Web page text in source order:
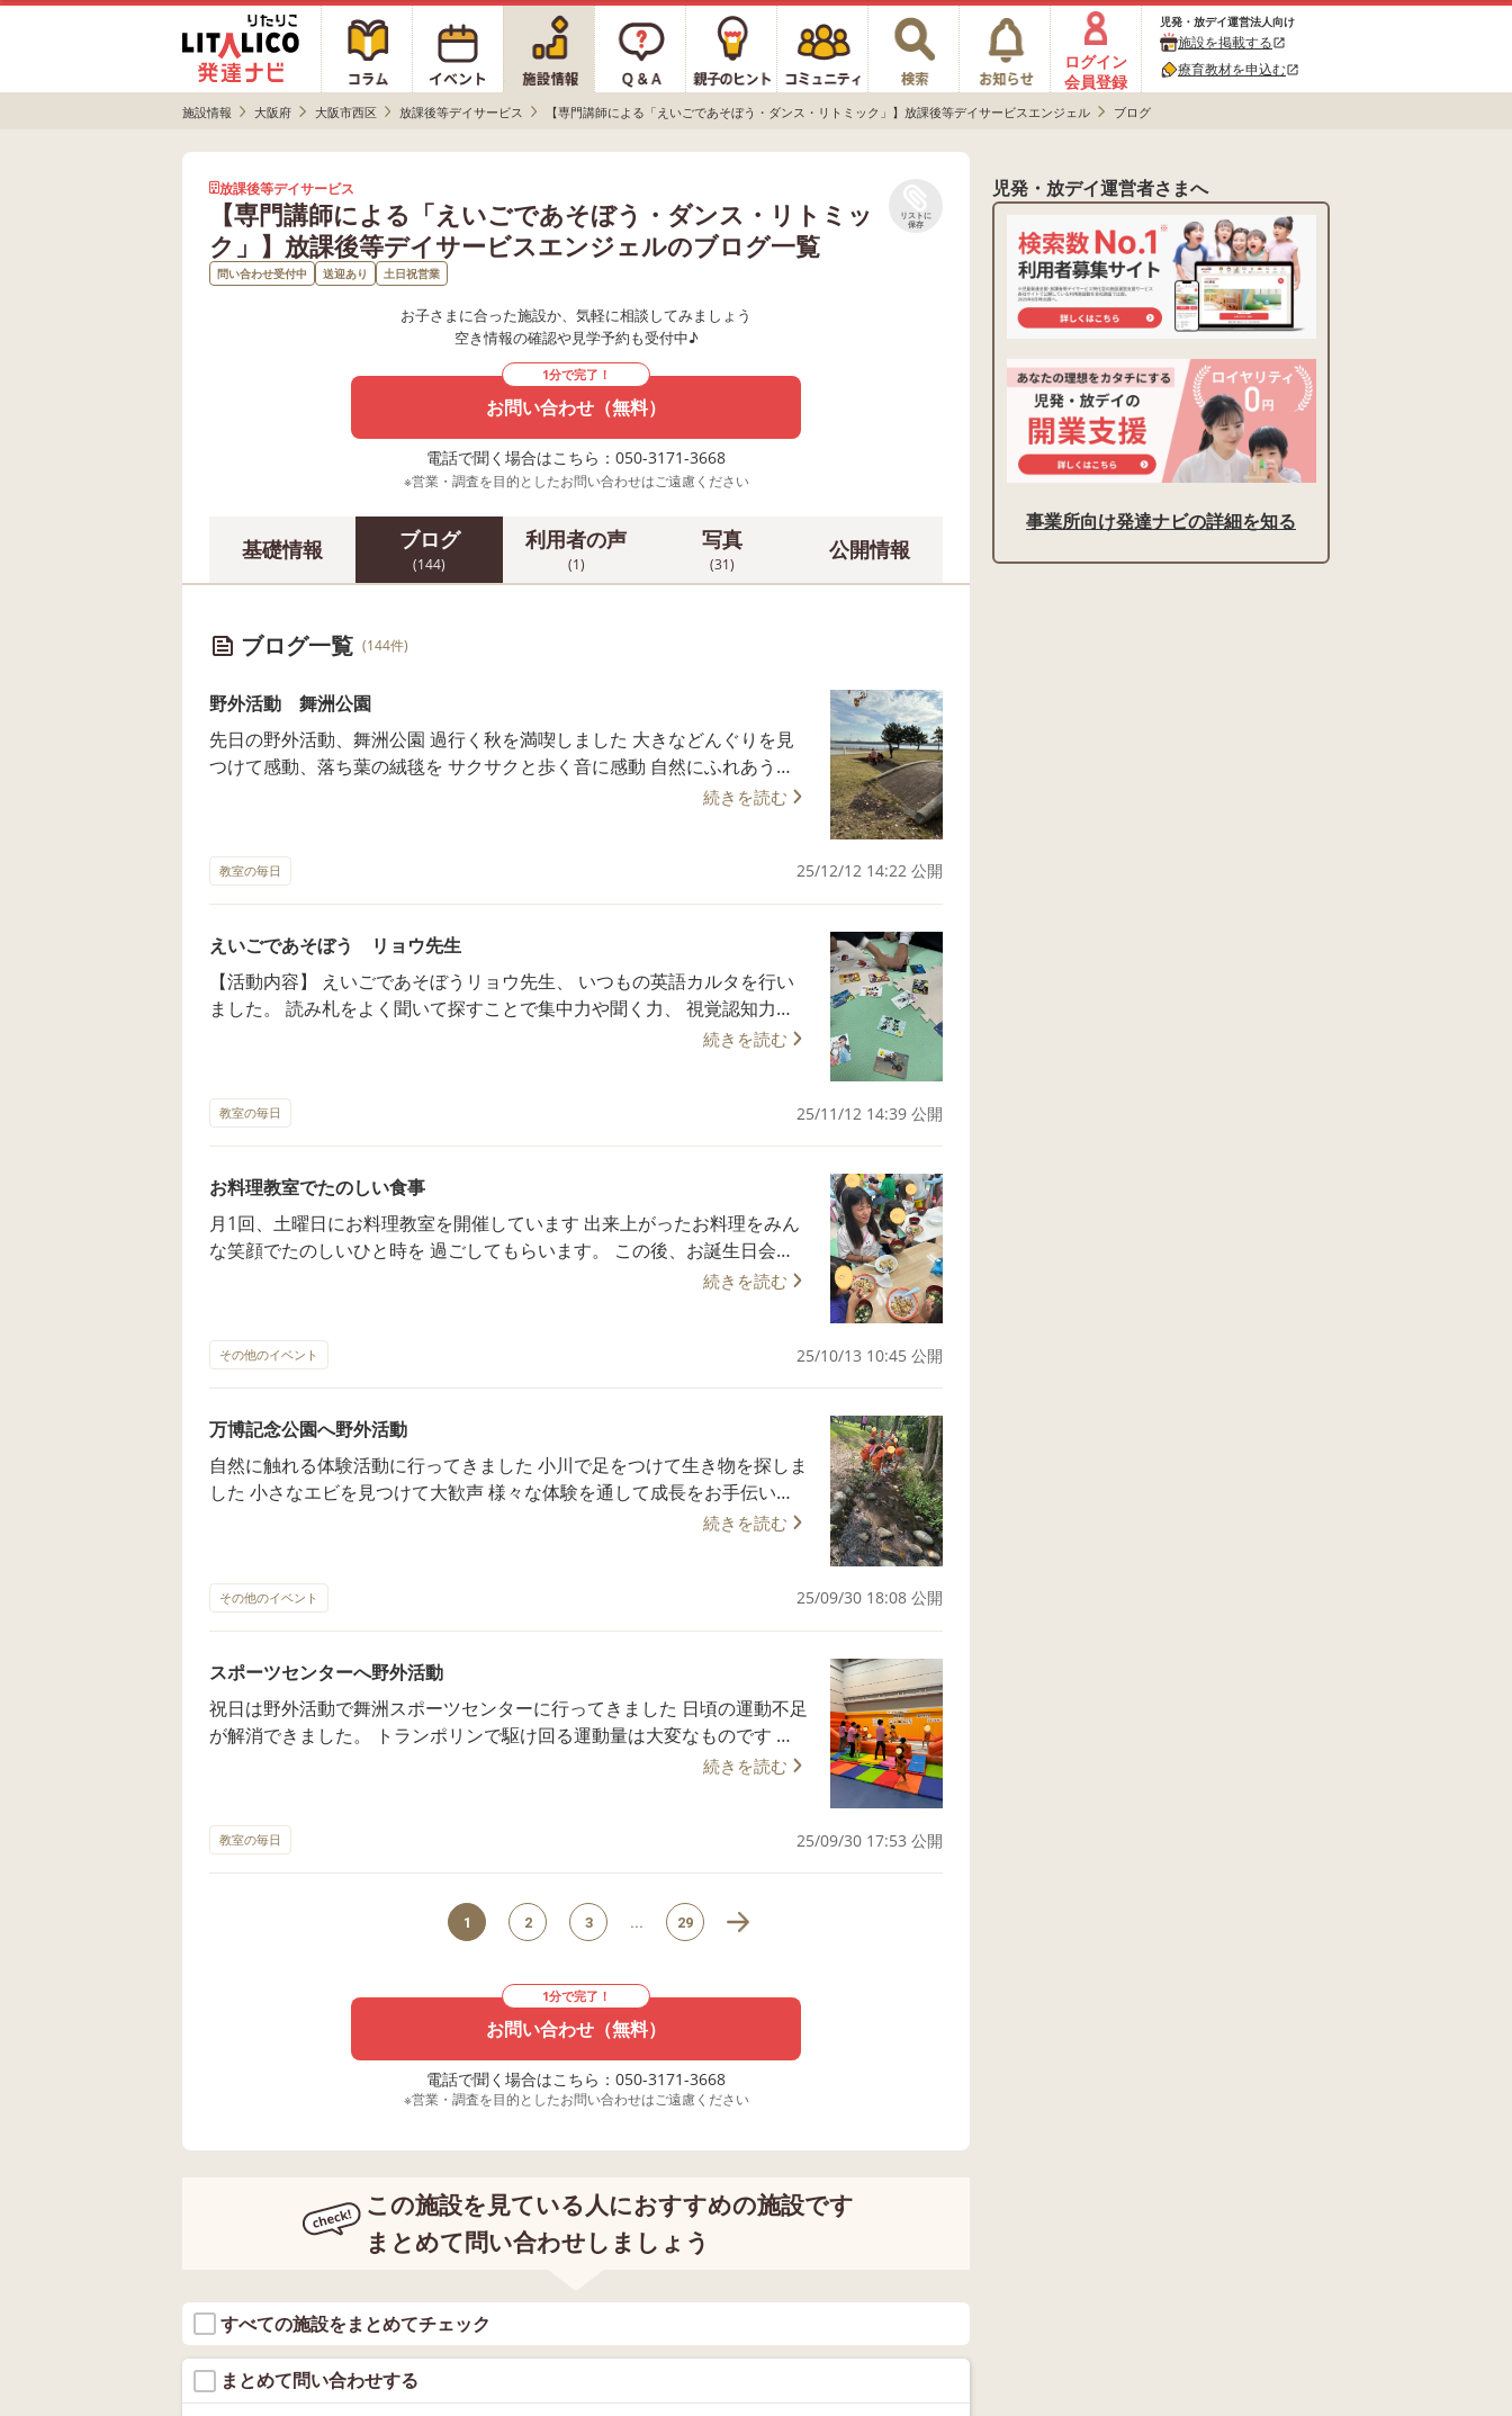
ログイン
会員登録
児発・放デイ運営法人向け
施設を掲載するopen_in_new
療育教材を申込むopen_in_new
施設情報 大阪府 大阪市西区 放課後等デイサービス 【専門講師による「えいごであそぼう・ダンス・リトミック」】放課後等デイサービスエンジェル ブログ
放課後等デイサービス
【専門講師による「えいごであそぼう・ダンス・リトミッ
ク」】放課後等デイサービスエンジェルのブログ一覧
リストに
保存
問い合わせ受付中 送迎あり 土日祝営業
お子さまに合った施設か、気軽に相談してみましょう
空き情報の確認や見学予約も受付中♪
1分で完了！
お問い合わせ（無料）
電話で聞く場合はこちら：050-3171-3668
※営業・調査を目的としたお問い合わせはご遠慮ください
基礎情報 ブログ
(144)
利用者の声
(1)
写真
(31)
公開情報
ブログ一覧 (144件)
野外活動 舞洲公園
先日の野外活動、舞洲公園 過行く秋を満喫しました 大きなどんぐりを見
つけて感動、落ち葉の絨毯を サクサクと歩く音に感動 自然にふれあう気
続きを読む
教室の毎日 25/12/12 14:22 公開
えいごであそぼう リョウ先生
【活動内容】 えいごであそぼうリョウ先生、 いつもの英語カルタを行い
ました。 読み札をよく聞いて探すことで集中力や聞く力、 視覚認知力を
うなど協調性も育まれました。
続きを読む
教室の毎日 25/11/12 14:39 公開
お料理教室でたのしい食事
月1回、土曜日にお料理教室を開催しています 出来上がったお料理をみん
な笑顔でたのしいひと時を 過ごしてもらいます。 この後、お誕生日会で
ッフ一同心よりお待ちしております。 インスタで動画もアップしていま
す。⇒angel.osaka よろしくお願いいたします。
続きを読む
その他のイベント 25/10/13 10:45 公開
万博記念公園へ野外活動
自然に触れる体験活動に行ってきました 小川で足をつけて生き物を探しま
した 小さなエビを見つけて大歓声 様々な体験を通して成長をお手伝いし
イサービスエンジェルでは 様々なレクレーションを取り入れて子どもたち
の 更なる成長をお手伝いしております ご見学、随時受付中です 遊びに来
画もアップしています。⇒angel.osaka よろしくお願いいたします。
続きを読む
その他のイベント 25/09/30 18:08 公開
スポーツセンターへ野外活動
祝日は野外活動で舞洲スポーツセンターに行ってきました 日頃の運動不足
が解消できました。 トランポリンで駆け回る運動量は大変なものです 身
ね。 スタッフ一同心よりお待ちしております。 インスタで動画もアップ
しています。⇒angel.osaka よろしくお願いいたします。
続きを読む
教室の毎日 25/09/30 17:53 公開
1 2 3 ... 29
1分で完了！
お問い合わせ（無料）
電話で聞く場合はこちら：050-3171-3668
※営業・調査を目的としたお問い合わせはご遠慮ください
この施設を見ている人におすすめの施設です
まとめて問い合わせしましょう
すべての施設をまとめてチェック
まとめて問い合わせする
児発・放デイ運営者さまへ
事業所向け発達ナビの詳細を知る